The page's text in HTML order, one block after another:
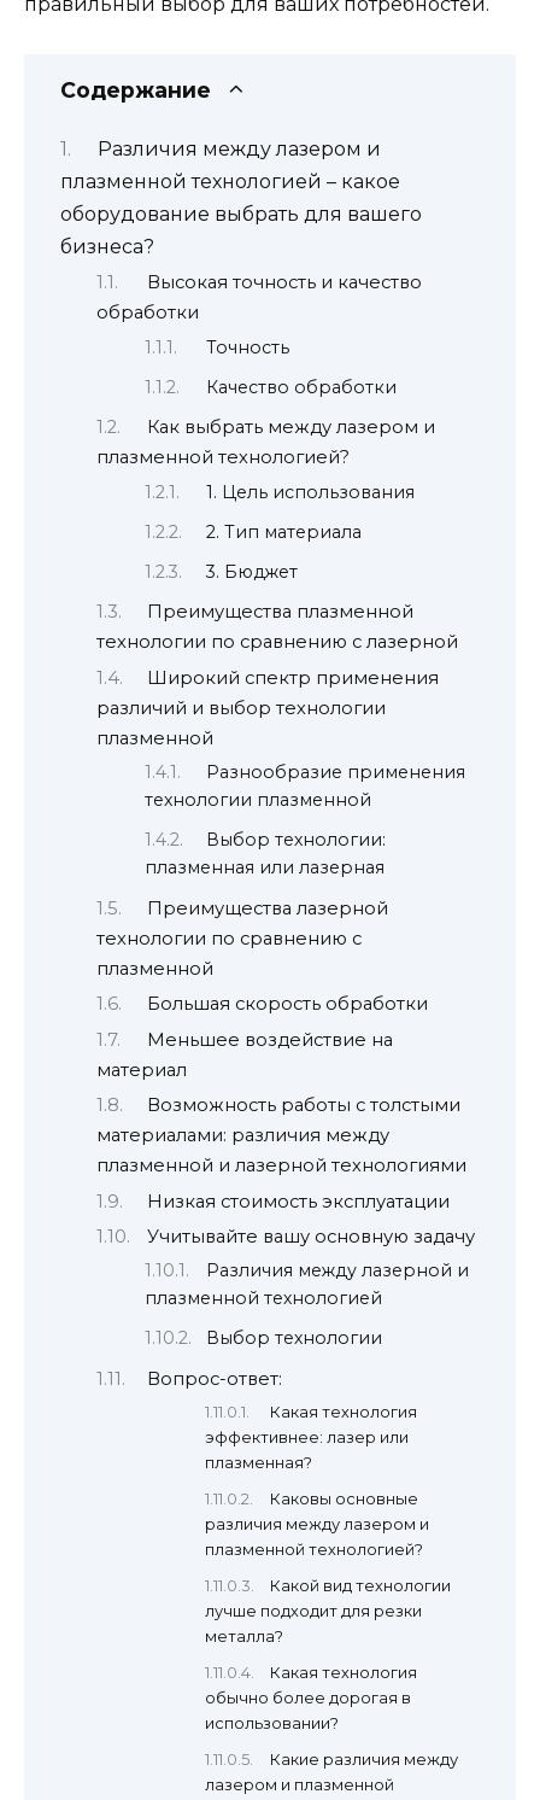
правильный выбор для ваших потребностей.
Содержание
Различия между лазером и
плазменной технологией – какое
оборудование выбрать для вашего
бизнеса?
Высокая точность и качество
обработки
Точность
Качество обработки
Как выбрать между лазером и
плазменной технологией?
1. Цель использования
2. Тип материала
3. Бюджет
Преимущества плазменной
технологии по сравнению с лазерной
Широкий спектр применения
различий и выбор технологии
плазменной
Разнообразие применения
технологии плазменной
Выбор технологии:
плазменная или лазерная
Преимущества лазерной
технологии по сравнению с
плазменной
Большая скорость обработки
Меньшее воздействие на
материал
Возможность работы с толстыми
материалами: различия между
плазменной и лазерной технологиями
Низкая стоимость эксплуатации
Учитывайте вашу основную задачу
Различия между лазерной и
плазменной технологией
Выбор технологии
Вопрос-ответ:
Какая технология
эффективнее: лазер или
плазменная?
Каковы основные
различия между лазером и
плазменной технологией?
Какой вид технологии
лучше подходит для резки
металла?
Какая технология
обычно более дорогая в
использовании?
Какие различия между
лазером и плазменной